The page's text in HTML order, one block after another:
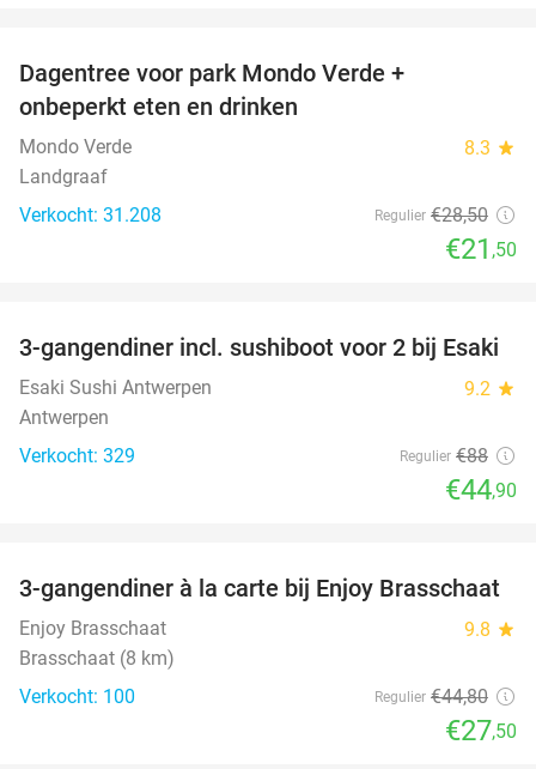
Dagentree voor park Mondo Verde +
onbeperkt eten en drinken
Mondo Verde 8.3 star
Landgraaf
Verkocht: 31.208
Regulier €28,50
€21 ,50
49%
3-gangendiner incl. sushiboot voor 2 bij Esaki
Esaki Sushi Antwerpen 9.2 star
Antwerpen
Verkocht: 329
Regulier €88
€44,90
39%
3-gangendiner à la carte bij Enjoy Brasschaat
Enjoy Brasschaat 9.8 star
Brasschaat (8 km)
Verkocht: 100
Regulier €44,80
€27,50